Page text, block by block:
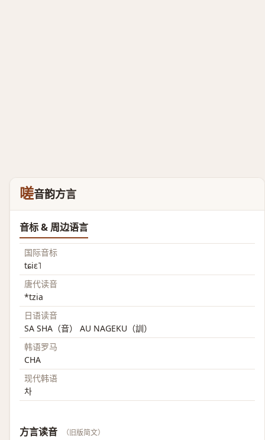
嗟音韵方言
音标 & 周边语言
国际音标
tɕiɛ˥
唐代读音
*tzia
日语读音
SA SHA（音） AU NAGEKU（訓）
韩语罗马
CHA
现代韩语
차
方言读音 （旧版简文）